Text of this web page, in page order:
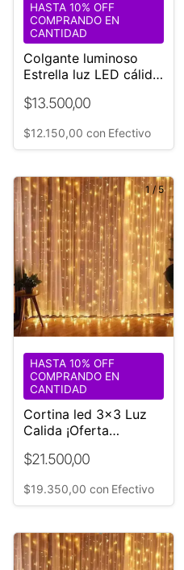
Colgante luminoso
Estrella luz LED cálida
$13.500,00
HASTA 10% OFF
COMPRANDO EN
CANTIDAD
$12.150,00 con Efectivo
1 /5
Cortina led 3x3 Luz
Calida ¡Oferta
$21.500,00
HASTA 10% OFF
COMPRANDO EN
CANTIDAD
$19.350,00 con Efectivo